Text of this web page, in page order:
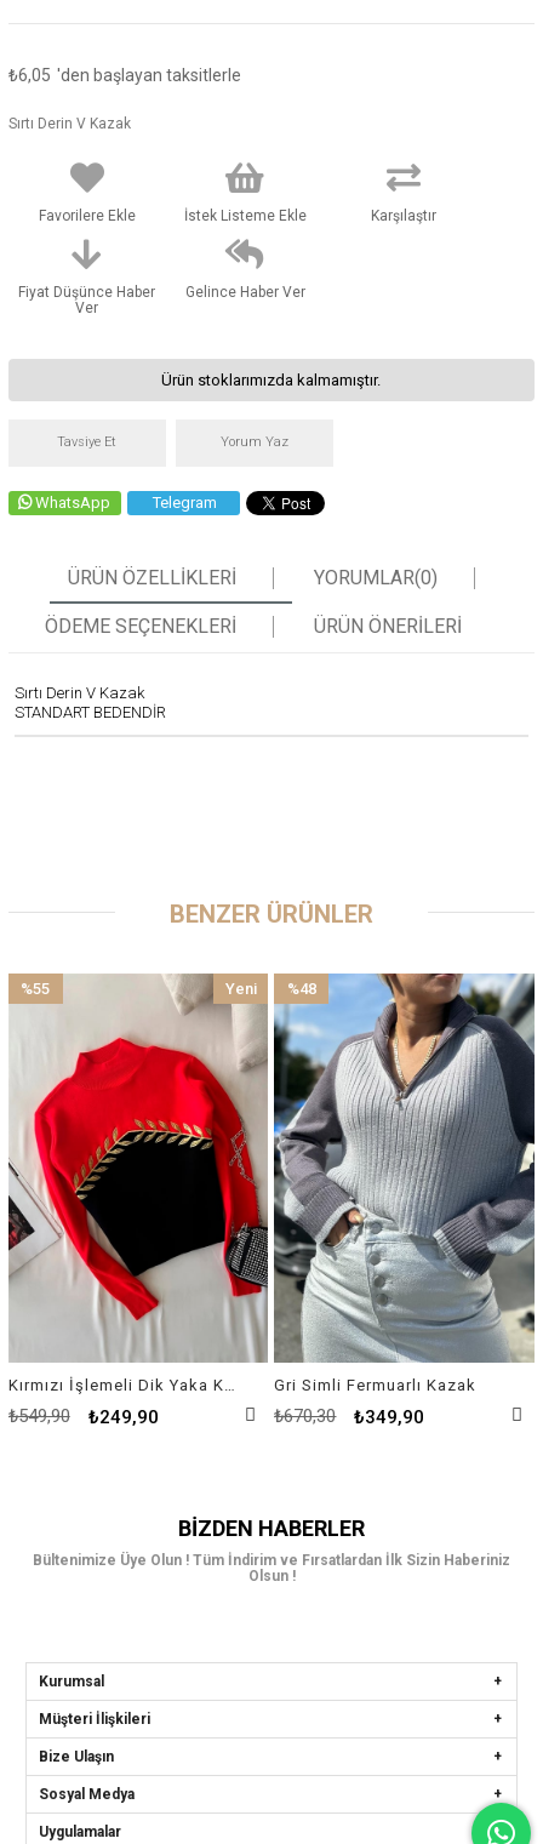
₺6,05 'den başlayan taksitlerle
Sırtı Derin V Kazak
Favorilere Ekle İstek Listeme Ekle Karşılaştır
Fiyat Düşünce Haber
Ver
Gelince Haber Ver
Ürün stoklarımızda kalmamıştır.
Tavsiye Et Yorum Yaz
WhatsApp Telegram
ÜRÜN ÖZELLIKLERI YORUMLAR(0)
ÖDEME SEÇENEKLERI ÜRÜN ÖNERILERI
Sırtı Derin V Kazak
STANDART BEDENDİR
BENZER ÜRÜNLER
₺249,90
₺549,90
%55
%55İndirim
Yeni
Gri Simli Fermuarlı Kazak
₺349,90
₺670,30
%48
İndirim
%48İndirim
BIZDEN HABERLER
Bültenimize Üye Olun ! Tüm İndirim ve Fırsatlardan İlk Sizin Haberiniz
Olsun !
Kurumsal
Müşteri İlişkileri
Bize Ulaşın
Sosyal Medya
Uygulamalar